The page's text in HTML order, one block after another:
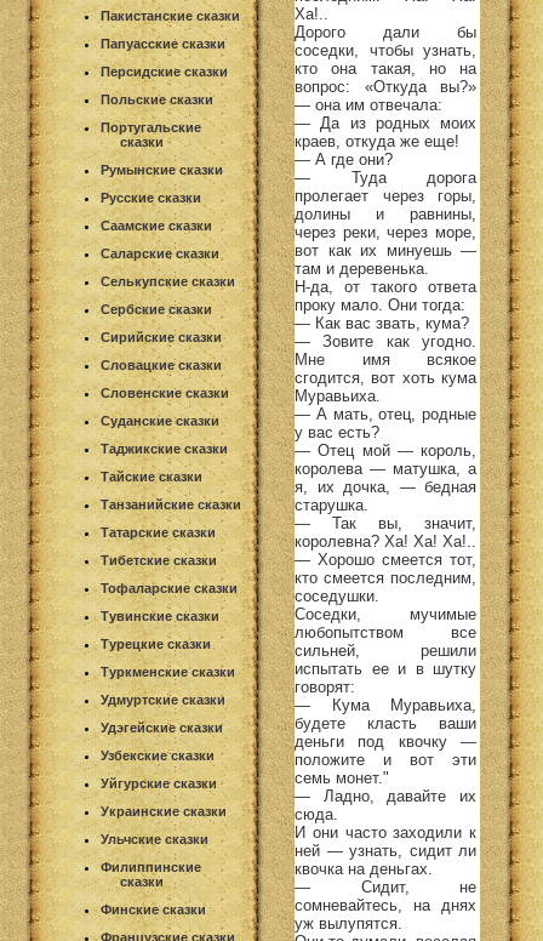
Пакистанские сказки
Папуасские сказки
Персидские сказки
Польские сказки
Португальские
сказки
Румынские сказки
Русские сказки
Саамские сказки
Саларские сказки
Селькупские сказки
Сербские сказки
Сирийские сказки
Словацкие сказки
Словенские сказки
Суданские сказки
Таджикские сказки
Тайские сказки
Танзанийские сказки
Татарские сказки
Тибетские сказки
Тофаларские сказки
Тувинские сказки
Турецкие сказки
Туркменские сказки
Удмуртские сказки
Удэгейские сказки
Узбекские сказки
Уйгурские сказки
Украинские сказки
Ульчские сказки
Филиппинские
сказки
Финские сказки
Французские сказки
Ха!..
Дорого дали бы
соседки, чтобы узнать,
кто она такая, но на
вопрос: «Откуда вы?»
— она им отвечала:
— Да из родных моих
краев, откуда же еще!
— А где они?
— Туда дорога
пролегает через горы,
долины и равнины,
через реки, через море,
вот как их минуешь —
там и деревенька.
Н-да, от такого ответа
проку мало. Они тогда:
— Как вас звать, кума?
— Зовите как угодно.
Мне имя всякое
сгодится, вот хоть кума
Муравьиха.
— А мать, отец, родные
у вас есть?
— Отец мой — король,
королева — матушка, а
я, их дочка, — бедная
старушка.
— Так вы, значит,
королевна? Ха! Ха! Ха!..
— Хорошо смеется тот,
кто смеется последним,
соседушки.
Соседки, мучимые
любопытством все
сильней, решили
испытать ее и в шутку
говорят:
— Кума Муравьиха,
будете класть ваши
деньги под квочку —
положите и вот эти
семь монет."
— Ладно, давайте их
сюда.
И они часто заходили к
ней — узнать, сидит ли
квочка на деньгах.
— Сидит, не
сомневайтесь, на днях
уж вылупятся.